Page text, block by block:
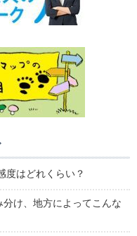
度はどれくらい？
け、地方によってこんな